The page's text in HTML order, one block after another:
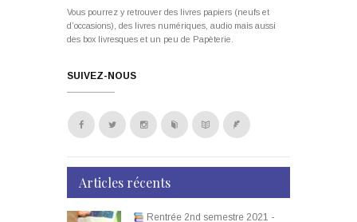
Vous pourrez y retrouver des livres papiers (neufs et
d’occasions), des livres numériques, audio mais aussi
des box livresques et un peu de Papèterie.
SUIVEZ-NOUS
Articles récents
Rentrée 2nd semestre 2021 -